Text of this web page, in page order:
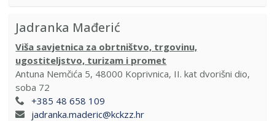
Jadranka Mađerić
Viša savjetnica za obrtništvo, trgovinu,
ugostiteljstvo, turizam i promet
Antuna Nemčića 5, 48000 Koprivnica, II. kat dvorišni dio,
soba 72
+385 48 658 109
jadranka.maderic@kckzz.hr